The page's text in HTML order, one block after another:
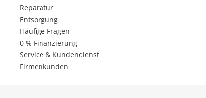
Reparatur
Entsorgung
Häufige Fragen
0 % Finanzierung
Service & Kundendienst
Firmenkunden